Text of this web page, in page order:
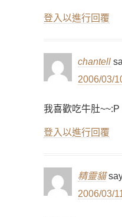
登入以進行回覆
chantell
2006/03/
我喜歡吃牛肚~~:P
登入以進行回覆
精靈貓
2006/03/